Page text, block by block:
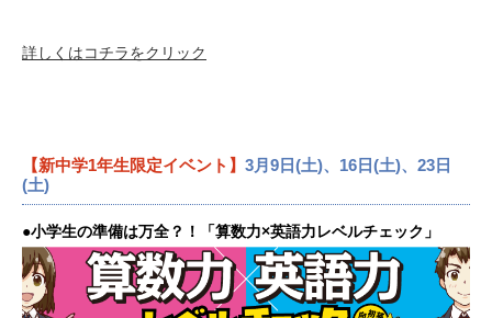
詳しくはコチラをクリック
【新中学1年生限定イベント】 3月9日(土)、16日(土)、23日
(土)
●小学生の準備は万全？！「算数力×英語力レベルチェック」